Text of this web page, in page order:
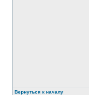
Вернуться к началу